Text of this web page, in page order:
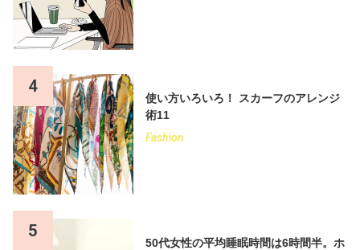
4
使い方いろいろ！ スカーフのアレンジ
術11
Fashion
5
50代女性の平均睡眠時間は6時間半。ホ